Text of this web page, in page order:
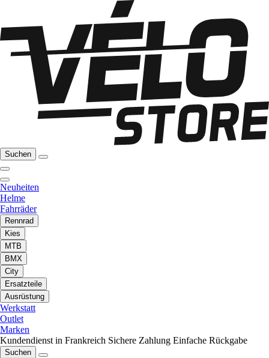
Suchen
Neuheiten
Helme
Fahrräder
Rennrad
Kies
MTB
BMX
City
Ersatzteile
Ausrüstung
Werkstatt
Outlet
Marken
Kundendienst in Frankreich Sichere Zahlung Einfache Rückgabe
Suchen